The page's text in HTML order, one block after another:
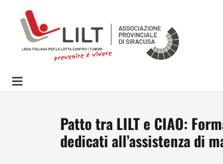
Patto tra LILT e CIAO:
dedicati all’assistenza di